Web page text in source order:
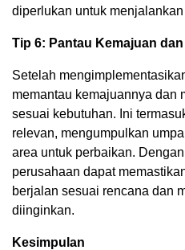
diperlukan untuk
Tip 6: Pantau Kemajuan
Setelah
memantau kemajuannya dan
sesuai kebutuhan. Ini
relevan, mengumpulkan
area untuk perbaikan.
perusahaan dapat
berjalan sesuai rencana dan
diinginkan.
Kesimpulan